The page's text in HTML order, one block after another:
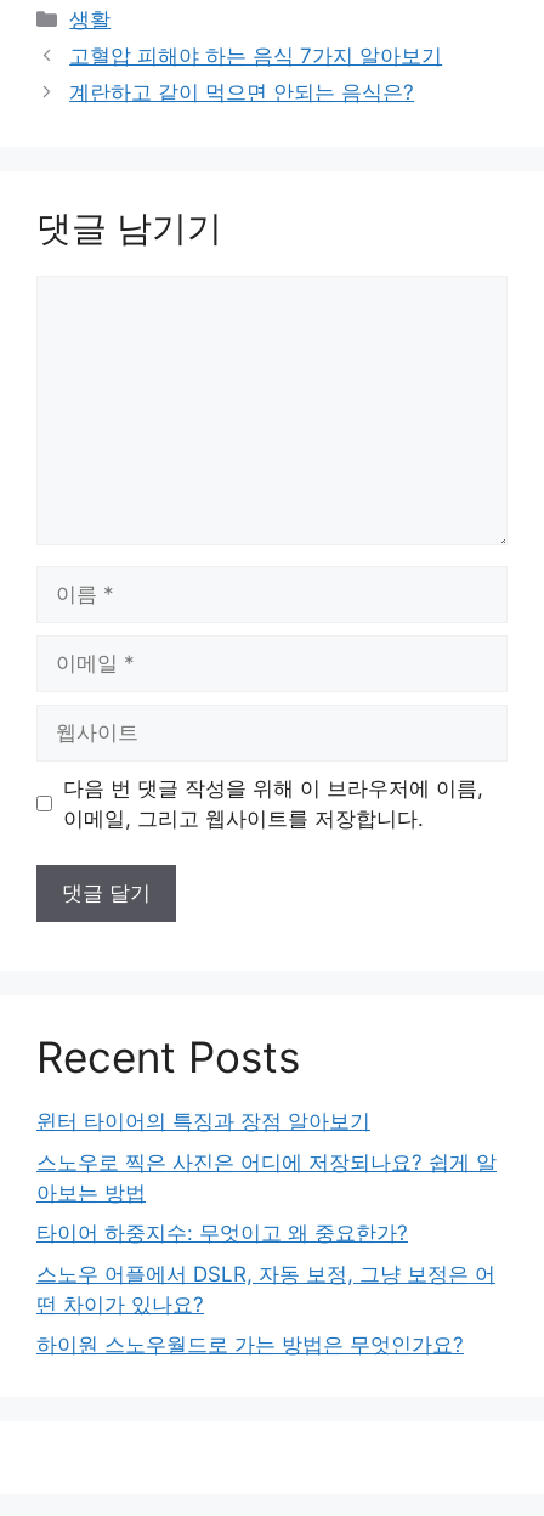
카
테
리
생활
고혈압 피해야 하는 음식 7가지 알아보기
계란하고 같이 먹으면 안되는 음식은?
댓글 남기기
트
다음 번 댓글 작성을 위해 이 브라우저에 이름,
이메일, 그리고 웹사이트를 저장합니다.
Recent Posts
윈터 타이어의 특징과 장점 알아보기
스노우로 찍은 사진은 어디에 저장되나요? 쉽게 알
아보는 방법
타이어 하중지수: 무엇이고 왜 중요한가?
스노우 어플에서 DSLR, 자동 보정, 그냥 보정은 어
떤 차이가 있나요?
하이원 스노우월드로 가는 방법은 무엇인가요?